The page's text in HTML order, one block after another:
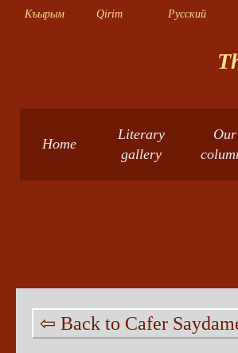
Къырым Qirim Русский
Home
Literary
gallery
Our
⇦ Back to Cafer